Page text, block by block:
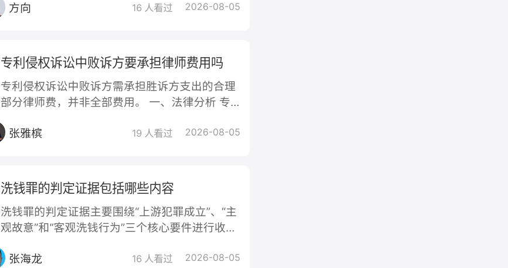
律、司法解释、检察办案规则三层构成，下文逐
（环境社会组织起诉核心依据） 第58条 对污染
环境、破坏生态，损害社会公共利益的行为，符
合下列条件的社会组织可以向人
方向 16 人看过 2026-08-05
专利侵权诉讼中败诉方要承担律师费用吗
专利侵权诉讼中败诉方需承担胜诉方支出的合理
部分律师费，并非全部费用。 一、法律分析 专
通民事诉讼“谁委托谁承担律师费”的常规原则。
张雅槟 19 人看过 2026-08-05
洗钱罪的判定证据包括哪些内容
洗钱罪的判定证据主要围绕“上游犯罪成立”、“主
观故意”和“客观洗钱行为”三个核心要件进行收集
明上游犯罪成立的证据（前提证据）洗钱罪以上
张海龙 16 人看过 2026-08-05